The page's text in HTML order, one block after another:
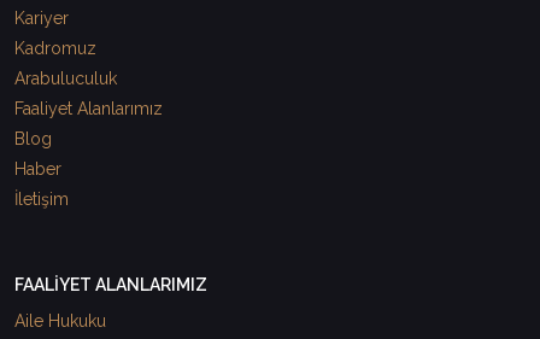
Kariyer
Kadromuz
Arabuluculuk
Faaliyet Alanlarımız
Blog
Haber
İletişim
FAALİYET ALANLARIMIZ
Aile Hukuku